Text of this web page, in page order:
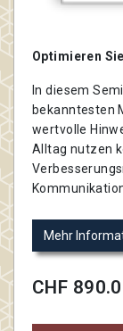
Optimieren
In diesem
bekanntesten
wertvolle
Alltag nutzen
Mehr
CHF